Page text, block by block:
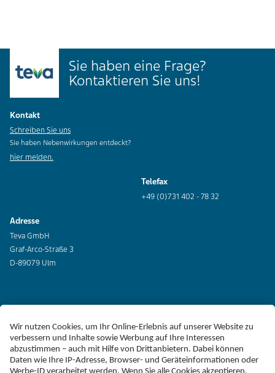
Sie haben eine Frage?
Kontaktieren Sie uns!
Kontakt
Schreiben Sie uns
Sie haben Nebenwirkungen entdeckt?
hier melden.
Telefax
+49 (0)731 402 - 78 32
Adresse
Teva GmbH
Graf-Arco-Straße 3
D-89079 Ulm
Erklärung zur Barrierefreiheit
Impressum
Liefer-AGB